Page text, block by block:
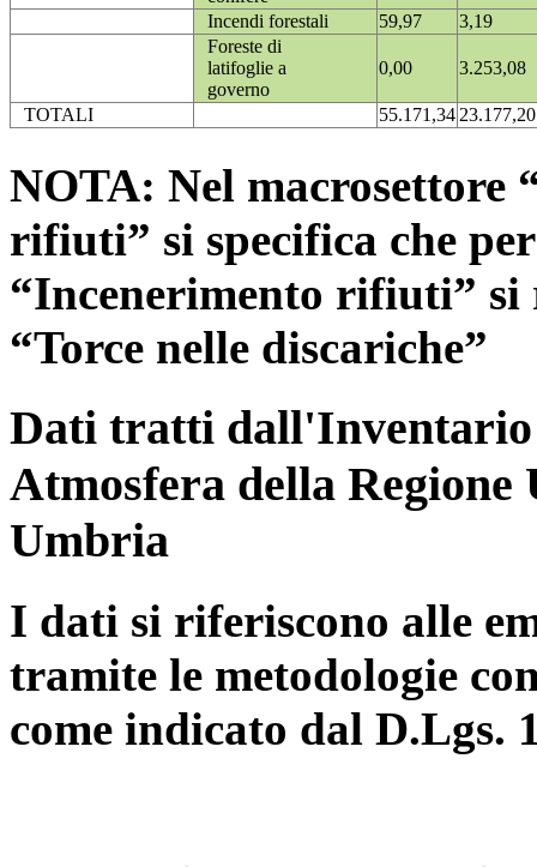
Incendi forestali
59,97
3,19
Foreste di
latifoglie a
governo
0,00 3.253,08
TOTALI 55.171,3423.177,20
NOTA: Nel macrosettore
rifiuti” si specifica che
“Incenerimento rifiuti”
“Torce nelle discariche”
Dati tratti dall'Inventario
Atmosfera della
Umbria
I dati si riferiscono alle
tramite le metodologie
come indicato dal D.Lgs.